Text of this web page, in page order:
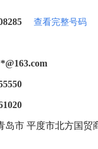
查看完整号码
岛市 平度市北方国贸